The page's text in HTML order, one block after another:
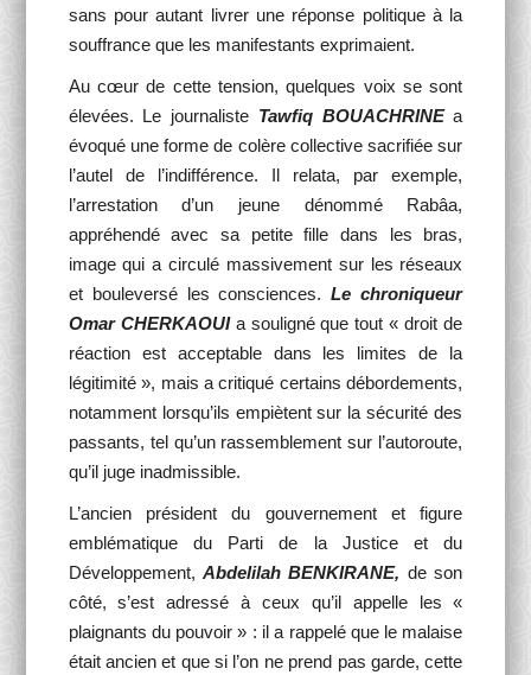
sans pour autant livrer une réponse politique à la
souffrance que les manifestants exprimaient.
Au cœur de cette tension, quelques voix se sont
élevées. Le journaliste Tawfiq BOUACHRINEa
évoqué une forme de colère collective sacrifiée sur
l’autel de l’indifférence. Il relata, par exemple,
l’arrestation d’un jeune dénommé Rabâa,
appréhendé avec sa petite fille dans les bras,
image qui a circulé massivement sur les réseaux
et bouleversé les consciences.Le chroniqueur
Omar CHERKAOUI a souligné que tout « droit de
réaction est acceptable dans les limites de la
légitimité », mais a critiqué certains débordements,
notamment lorsqu’ils empiètent sur la sécurité des
passants, tel qu’un rassemblement sur l’autoroute,
qu’il juge inadmissible.
L’ancien président du gouvernement et figure
emblématique du Parti de la Justice et du
Développement,Abdelilah BENKIRANE, de son
côté, s’est adressé à ceux qu’il appelle les «
plaignants du pouvoir » : il a rappelé que le malaise
était ancien et que si l’on ne prend pas garde, cette